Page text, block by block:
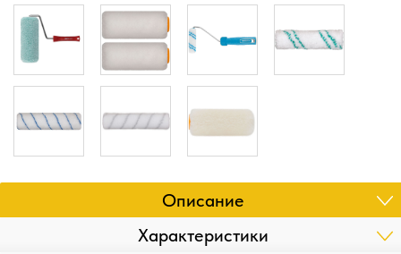
Описание
Характеристики